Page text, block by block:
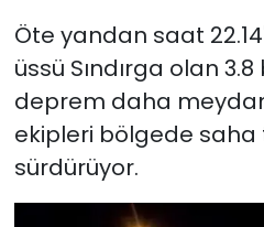
Öte yandan saat
üssü Sındırga olan
deprem daha
ekipleri bölgede saha
sürdürüyor.